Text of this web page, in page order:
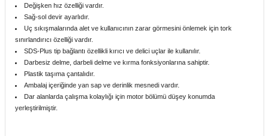
Değişken hız özelliği vardır.
Sağ-sol devir ayarlıdır.
Uç sıkışmalarında alet ve kullanıcının zarar görmesini önlemek için tork
sınırlandırıcı özelliği vardır.
SDS-Plus tip bağlantı özellikli kırıcı ve delici uçlar ile kullanılır.
Darbesiz delme, darbeli delme ve kırma fonksiyonlarına sahiptir.
Plastik taşıma çantalıdır.
Ambalaj içeriğinde yan sap ve derinlik mesnedi vardır.
Dar alanlarda çalışma kolaylığı için motor bölümü düşey konumda
yerleştirilmiştir.